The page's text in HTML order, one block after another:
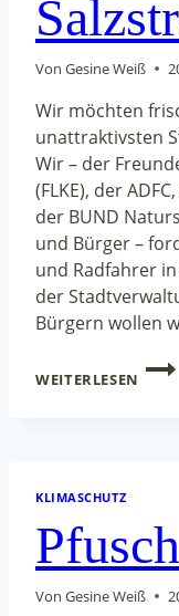
Von Gesine Weiß
Wir möchten
unattraktivsten
Wir – der
(FLKE), der
der BUND
und Bürger –
und Radfahrer
der
Bürgern wollen
WEITERLESEN
EINE
KLIMASCHUTZ
Von Gesine Weiß